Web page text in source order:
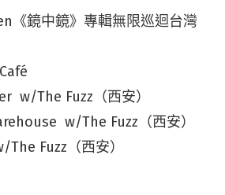
《鏡中鏡》專輯無限巡迴台灣
w/The Fuzz（西安）
w/The Fuzz（西安）
The Fuzz（西安）